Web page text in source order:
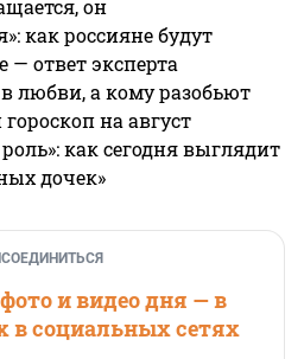
он
как россияне будут
— ответ эксперта
любви, а кому разобьют
на август
как сегодня выглядит
дочек»
и видео дня — в
в социальных сетях